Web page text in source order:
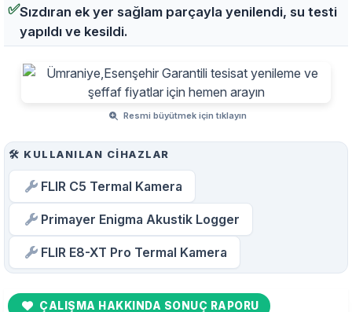
✅Sızdıran ek yer sağlam parçayla yenilendi, su testi
yapıldı ve kesildi.
Resmi büyütmek için tıklayın
🛠️ KULLANILAN CIHAZLAR
FLIR C5 Termal Kamera
Primayer Enigma Akustik Logger
FLIR E8-XT Pro Termal Kamera
ÇALIŞMA HAKKINDA SONUÇ RAPORU